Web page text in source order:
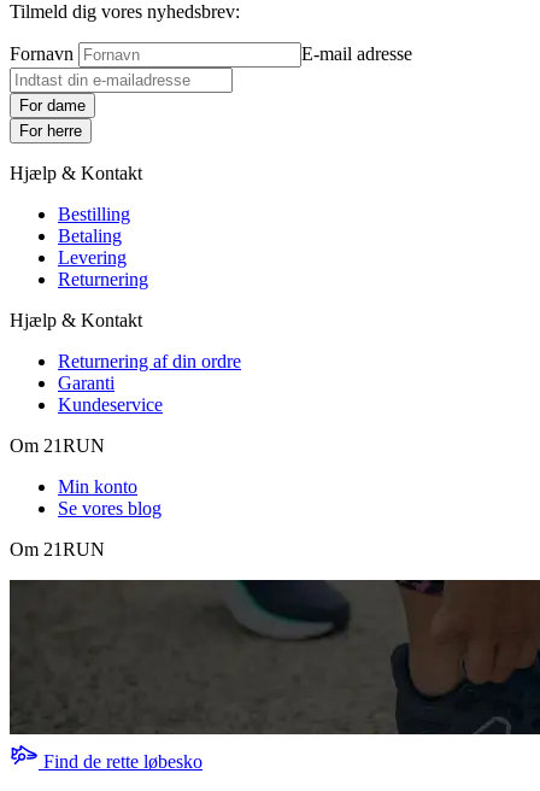
Tilmeld dig vores nyhedsbrev:
Fornavn E-mail adresse
For dame
For herre
Hjælp & Kontakt
Bestilling
Betaling
Levering
Returnering
Hjælp & Kontakt
Returnering af din ordre
Garanti
Kundeservice
Om 21RUN
Min konto
Se vores blog
Om 21RUN
Find de rette løbesko